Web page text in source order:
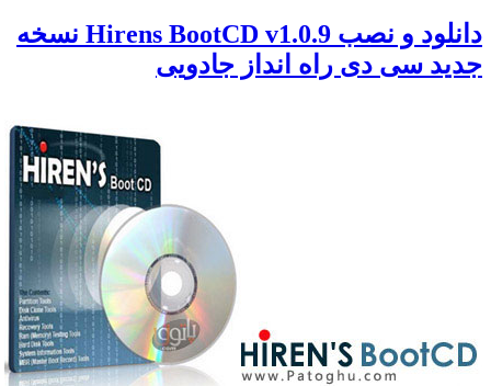
دانلود و نصب Hirens BootCD v1.0.9 نسخه
جدید سی دی راه انداز جادویی